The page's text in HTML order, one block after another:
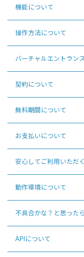
機能について
操作方法について
バーチャルエントラン
契約について
無料期間について
お支払いについて
安心してご利用いただ
動作環境について
不具合かな？と思ったら
APIについて